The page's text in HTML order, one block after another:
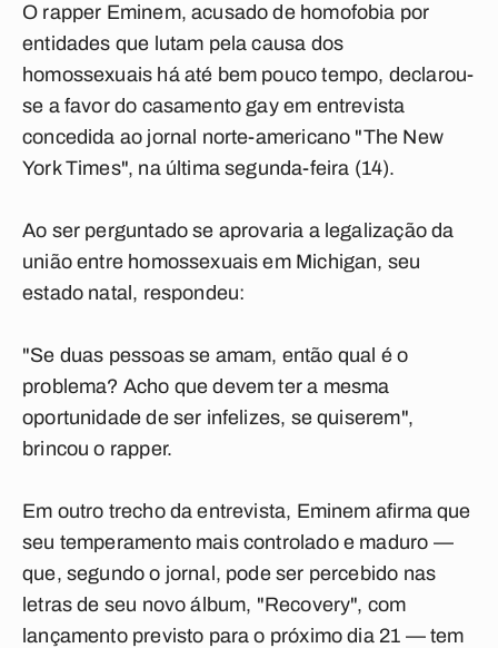
O rapper Eminem, acusado de homofobia por
entidades que lutam pela causa dos
homossexuais há até bem pouco tempo, declarou-
se a favor do casamento gay em entrevista
concedida ao jornal norte-americano "The New
York Times", na última segunda-feira (14).
Ao ser perguntado se aprovaria a legalização da
união entre homossexuais em Michigan, seu
estado natal, respondeu:
"Se duas pessoas se amam, então qual é o
problema? Acho que devem ter a mesma
oportunidade de ser infelizes, se quiserem",
brincou o rapper.
Em outro trecho da entrevista, Eminem afirma que
seu temperamento mais controlado e maduro —
que, segundo o jornal, pode ser percebido nas
letras de seu novo álbum, "Recovery", com
lançamento previsto para o próximo dia 21 — tem